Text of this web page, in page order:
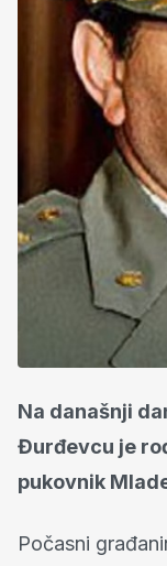
Na današnji
Đurđevcu je
pukovnik
Počasni